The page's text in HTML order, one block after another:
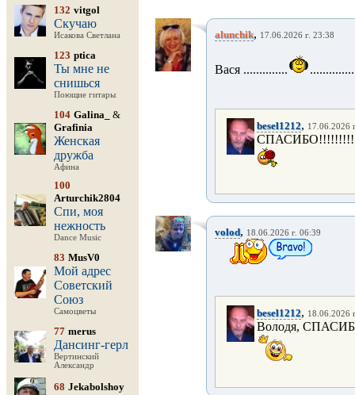
132 vitgol
Скучаю
Исакова Светлана
123 ptica
Ты мне не
снишься
Поющие гитары
104 Galina_
&
Grafinia
Женская
дружба
Афина
100
Arturchik2804
Спи, моя
нежность
Dance Music
83 MusV0
Мой адрес
Советский
Союз
Самоцветы
77 merus
Дансинг-герл
Вертинский
Александр
68 Jekabolshoy
alunchik, 17.06.2026 г. 23:38
Вася ..............
besel1212, 17.06.2026
volod, 18.06.2026 г. 06:39
besel1212, 18.06.2026
Володя,